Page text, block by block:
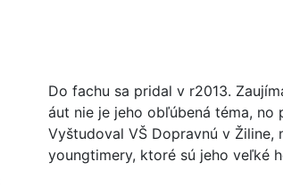
Do fachu sa pridal v r2013.
áut nie je jeho obľúbená téma, no
Vyštudoval VŠ Dopravnú v
youngtimery, ktoré sú jeho veľké